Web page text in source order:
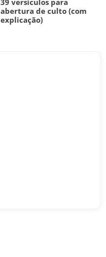
39 versículos para
abertura de culto (com
explicação)